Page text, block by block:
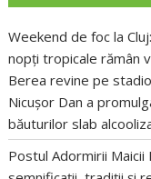
Weekend de foc la
nopți tropicale rămân
Berea revine pe
Nicușor Dan a
băuturilor slab
Postul Adormirii Maicii